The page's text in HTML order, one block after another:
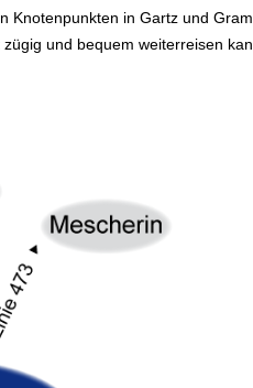
Knotenpunkten in Gartz und
und bequem weiterreisen